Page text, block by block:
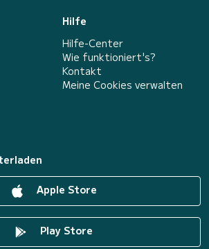
Hilfe
Hilfe-Center
Wie funktioniert's?
Kontakt
Meine Cookies verwalten
Apple Store
Play Store